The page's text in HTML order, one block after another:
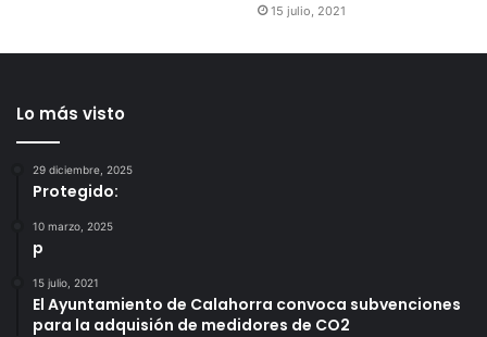
15 julio, 2021
Lo más visto
29 diciembre, 2025
Protegido:
10 marzo, 2025
p
15 julio, 2021
El Ayuntamiento de Calahorra convoca subvenciones
para la adquisión de medidores de CO2